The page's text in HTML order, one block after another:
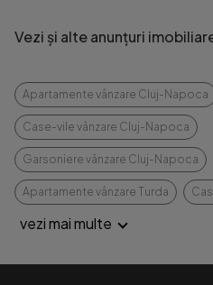
Vezi și alte anunțuri
Apartamente vânzare Cluj-Napoca
Case-vile vânzare Cluj-Napoca
Garsoniere vânzare Cluj-Napoca
Apartamente vânzare Turda
vezi mai multe